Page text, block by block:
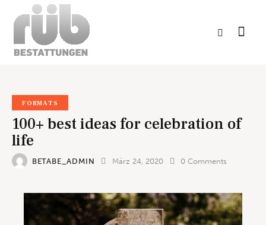
FORMATS
100+ best ideas for celebration of
life
BETABE_ADMIN März 24, 2020 0 Comments